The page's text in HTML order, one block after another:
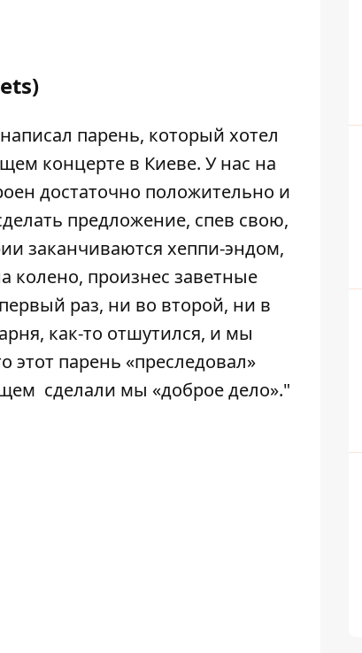
парень, который хотел
концерте в Киеве. У нас на
достаточно положительно и
предложение, спев свою,
заканчиваются хеппи-эндом,
колено, произнес заветные
раз, ни во второй, ни в
как-то отшутился, и мы
этот парень «преследовал»
сделали мы «доброе дело»."